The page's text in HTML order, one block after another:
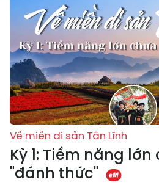
Về miền di sản Tân Lĩnh
Kỳ 1: Tiềm năng
"đánh thức"